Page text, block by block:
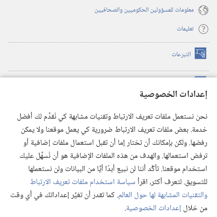
إعدادات الخصوصية
نحن نستعمل ملفات تعريف الارتباط وتقنيات مشابهة كي نُقدِّم لك أفضل
خدمة. بعض ملفات تعريف الارتباط ضرورية كي يعمل موقعنا ولا يمكن
رفضها. ولكن بإمكانك أن تختار إما أن تقبل استعمال ملفات إضافية أو
ترفض استعمالها. والهدف من هذه الملفات الإضافية هو أن نُسهِّل عليك
استخدام موقعنا. تأكَّد أننا لن نبيع أبدًا أيًّا من البيانات ولن نستعملها
للتسويق. لتعرف أكثر، اقرأسياسة استخدام ملفات تعريف الارتباط
والتقنيات المشابهة لها حول العالم. كما تقدر أن تغيِّر إعداداتك في أي وقت
من خلال إعدادات الخصوصية.
معلومات للمسؤولين الحكوميين والصحافيين
تعليمات
التبرعات (يفتح
نافذة
(يفتح
نافذة
(يفتح
نافذة
جديدة) تطبيق ®
JW Library
مكتبة برج المراقبة
© 2026 .Watch Tower Bible and Tract Society of Pennsylvania